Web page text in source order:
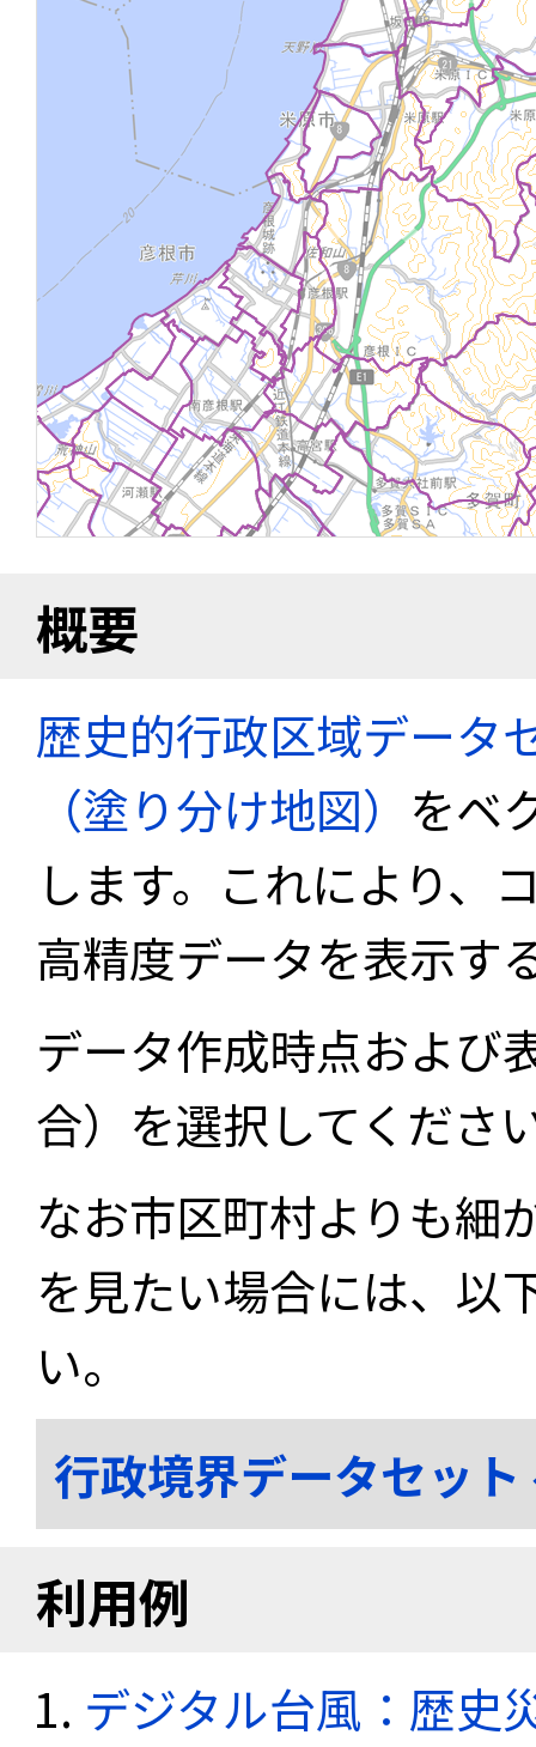
概要
歴史的行政区域データ
（塗り分け地図） をベ
します。これにより、
高精度データを表示す
データ作成時点および
合）を選択してくださ
なお市区町村よりも細
を見たい場合には、以
い。
行政境界データセッ
利用例
デジタル台風：歴史